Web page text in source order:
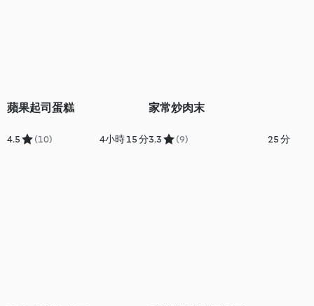
蘋果起司蛋糕
4.5 (10) 4小時 15 分
家常炒肉末
3.3 (9) 25 分